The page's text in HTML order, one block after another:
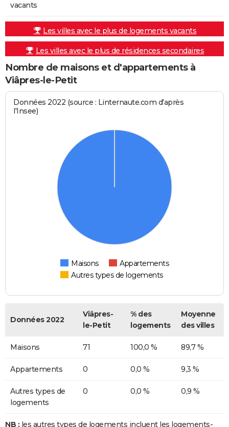
vacants
Les villes avec le plus de logements vacants
Les villes avec le plus de résidences secondaires
Nombre de maisons et d'appartements à
Viâpres-le-Petit
Données 2022 (source : Linternaute.com d'après
l'Insee)
Maisons
Appartements
Autres types de logements
Données 2022
Viâpres-
le-Petit
% des
logements
Moyenne
des villes
Maisons 71 100,0 % 89,7 %
Appartements 0 0,0 % 9,3 %
Autres types de
logements
0 0,0 % 0,9 %
NB : les autres types de logements incluent les logements-